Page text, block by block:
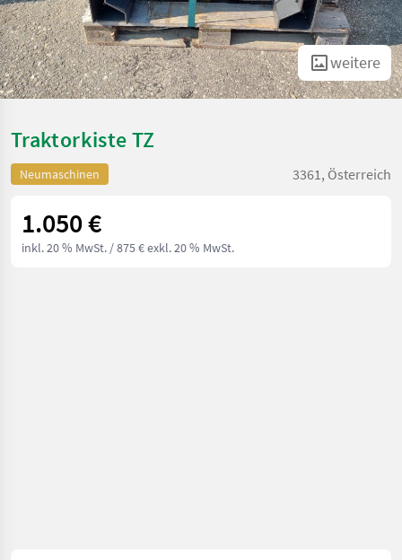
weitere
Traktorkiste TZ
Neumaschinen 3361, Österreich
1.050 €
inkl. 20 % MwSt. / 875 € exkl. 20 % MwSt.